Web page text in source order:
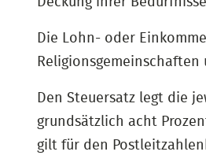
Die Lohn- oder
Den Steuersatz legt die
grundsätzlich acht
gilt für den